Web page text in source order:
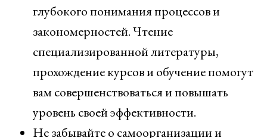
глубокого понимания процессов и
закономерностей. Чтение
специализированной литературы,
прохождение курсов и обучение помогут
вам совершенствоваться и повышать
уровень своей эффективности.
Не забывайте о самоорганизации и